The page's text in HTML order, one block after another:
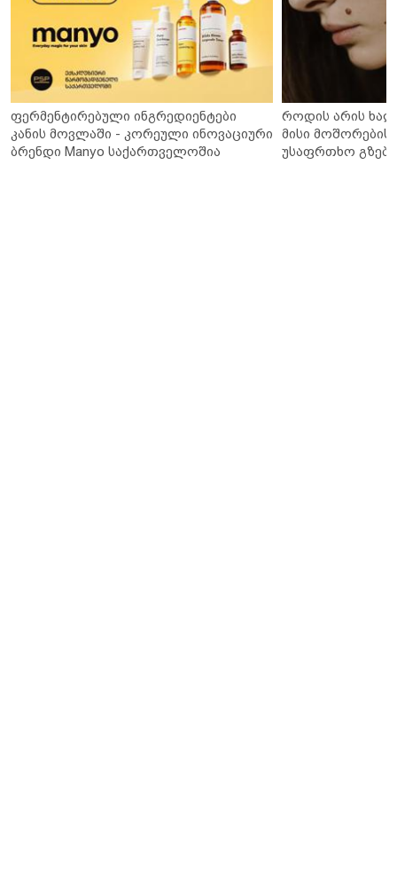
ფერმენტირებული ინგრედიენტები
კანის მოვლაში - კორეული ინოვაციური
ბრენდი Manyo საქართველოშია
როდის არის
მისი მოშორების
უსაფრთხო გზები